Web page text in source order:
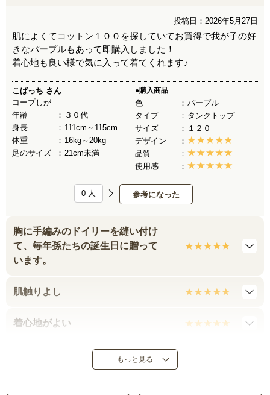
投稿日：2026年5月27日
肌によくてコットン１００を探していてお買得で我が子の好
きなパープルもあって即購入しました！
着心地も良い様で気に入って着てくれます♪
こばっち さん
コープしが
年齢
３０代
身長
111cm～115cm
体重
16kg～20kg
足のサイズ
21cm未満
●購入商品
色
パープル
タイプ
タンクトップ
サイズ
１２０
デザイン
品質
使用感
参考になった
0 人
胸に手編みのドイリーを縫い付け
て、毎年孫たちの誕生日に贈って
います。
肌触りよし
着心地がよい
もっと見る